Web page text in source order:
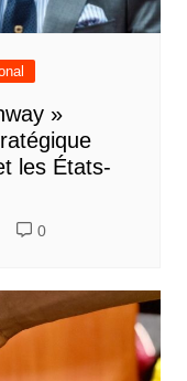
»
les États-
0